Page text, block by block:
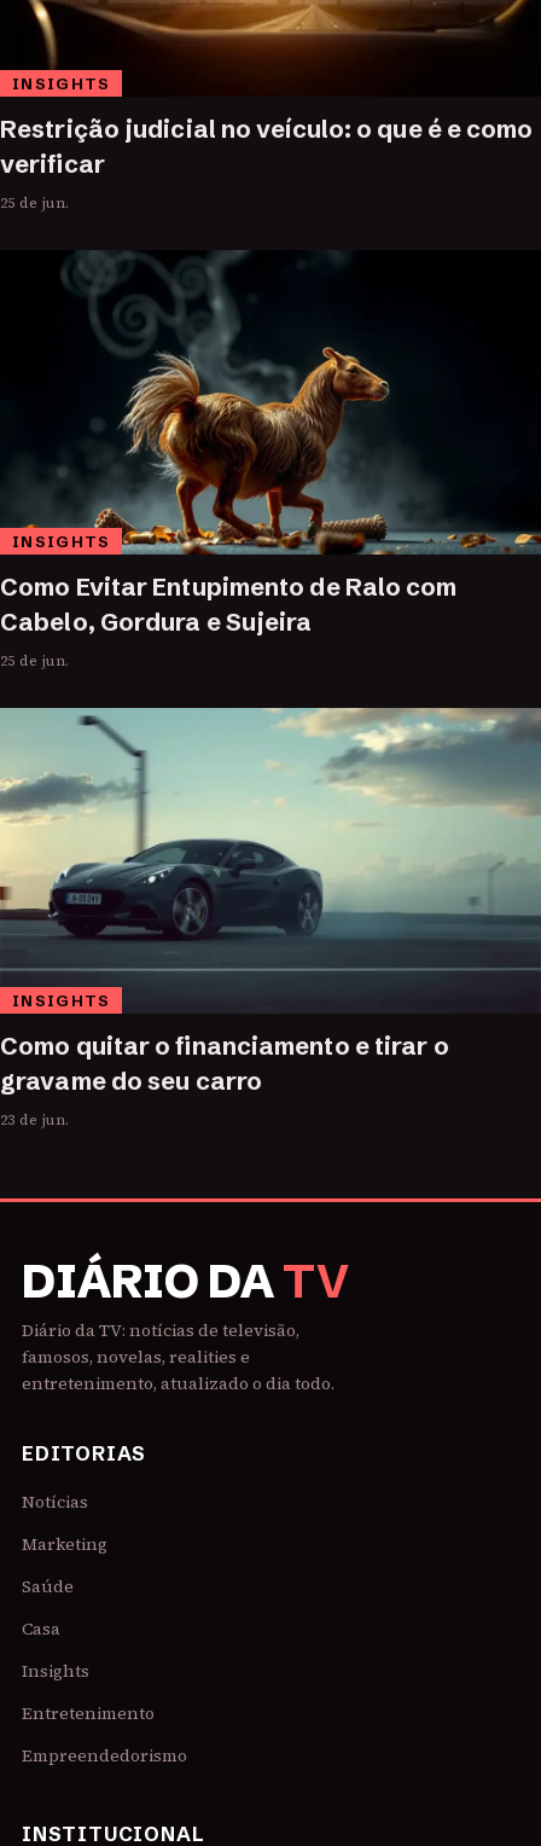
INSIGHTS
Restrição judicial no veículo: o que é e como
verificar
25 de jun.
INSIGHTS
Como Evitar Entupimento de Ralo com
Cabelo, Gordura e Sujeira
25 de jun.
INSIGHTS
Como quitar o financiamento e tirar o
gravame do seu carro
23 de jun.
DIÁRIO DATV
Diário da TV: notícias de televisão,
famosos, novelas, realities e
entretenimento, atualizado o dia todo.
EDITORIAS
Notícias
Marketing
Saúde
Casa
Insights
Entretenimento
Empreendedorismo
INSTITUCIONAL